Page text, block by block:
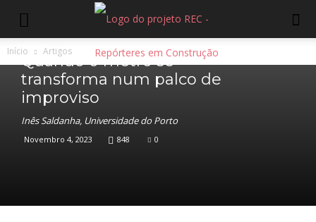
Início Artigos
Artigos
Quando o metro se
transforma num palco de
improviso
Inês Saldanha, Universidade do Porto
Novembro 4, 2023 848 0